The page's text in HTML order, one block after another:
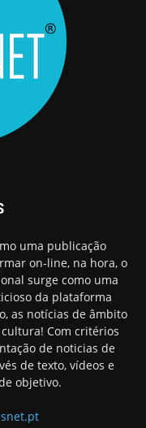
uma publicação
on-line, na hora, o
surge como uma
da plataforma
as notícias de âmbito
Com critérios
de noticias de
de texto, vídeos e
objetivo.